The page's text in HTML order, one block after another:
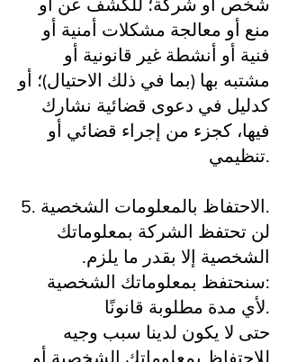
شخص أو شركة؛ للكشف عن أو
منع أو معالجة مشكلات أمنية أو
فنية أو أنشطة غير قانونية أو
مشتبه بها (بما في ذلك الاحتيال)؛ أو
كدليل في دعوى قضائية نشارك
فيها، كجزء من إجراء قضائي أو
تنظيمي.
5. الاحتفاظ بالمعلومات الشخصية.
لن تحتفظ الشركة بمعلوماتك
الشخصية إلا بقدر ما يلزم.
سنحتفظ بمعلوماتك الشخصية:
لأي مدة مطلوبة قانونًا.
حتى لا يكون لدينا سبب وجيه
للاحتفاظ بمعلوماتك الشخصية أو